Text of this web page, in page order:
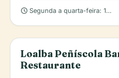
schedule Segunda a quarta-feira:
Loalba Peñíscola
Restaurante